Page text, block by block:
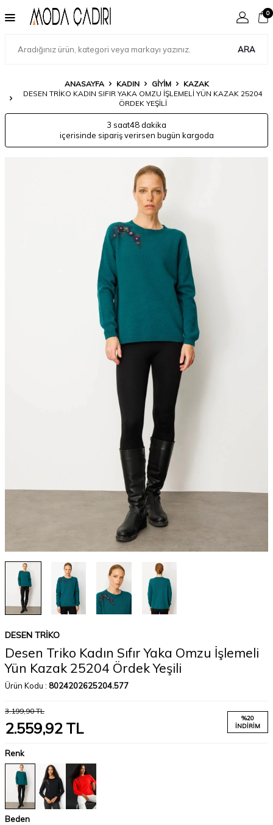
ARA
0
ANASAYFA KADIN GIYIM
KAZAK
DESEN TRIKO KADIN SIFIR YAKA OMZU İŞLEMELI YÜN KAZAK 25204
ÖRDEK YEŞILI
3 saat48 dakika
içerisinde sipariş verirsen bugün kargoda
DESEN TRIKO
Desen Triko Kadın Sıfır Yaka Omzu İşlemeli
Yün Kazak 25204 Ördek Yeşili
Ürün Kodu : 8024202625204.577
3.199,90TL
2.559,92TL
%20
İNDIRIM
Renk
Beden